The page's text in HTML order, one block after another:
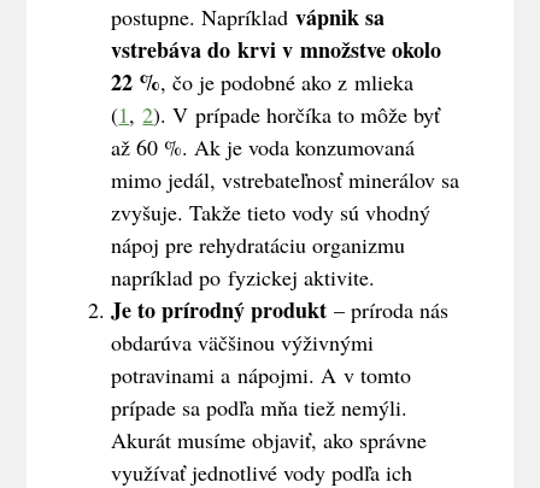
postupne. Napríkladvápnik sa
vstrebáva do krvi v množstve okolo
22 %, čo je podobné ako z mlieka
(1,2). V prípade horčíka to môže byť
až 60 %. Ak je voda konzumovaná
mimo jedál, vstrebateľnosť minerálov sa
zvyšuje. Takže tieto vody sú vhodný
nápoj pre rehydratáciu organizmu
napríklad po fyzickej aktivite.
Je to prírodný produkt – príroda nás
obdarúva väčšinou výživnými
potravinami a nápojmi. A v tomto
prípade sa podľa mňa tiež nemýli.
Akurát musíme objaviť, ako správne
využívať jednotlivé vody podľa ich